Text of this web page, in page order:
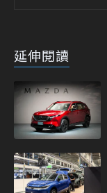
延伸閱讀